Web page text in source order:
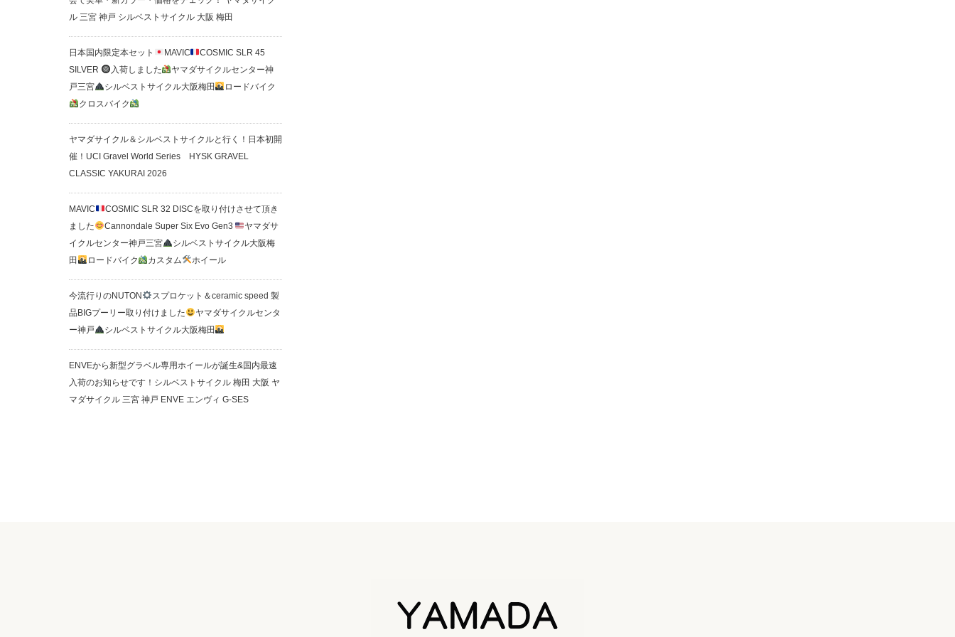
ル 三宮 神戸 シルベストサイクル 大阪 梅田
日本国内限定本セット MAVIC
COSMIC SLR 45
SILVER
入荷しました
ヤマダサイクルセンター神
戸三宮
シルベストサイクル大阪梅田
ロードバイク
クロスバイク
ヤマダサイクル＆シルベストサイクルと行く！日本初開
催！UCI Gravel World Series HYSK GRAVEL
CLASSIC YAKURAI 2026
MAVIC
COSMIC SLR 32 DISCを取り付けさせて頂き
ました
Cannondale Super Six Evo Gen3
ヤマダサ
イクルセンター神戸三宮
シルベストサイクル大阪梅
田
ロードバイク カスタム ホイール
今流行りのNUTON
スプロケット＆ceramic speed 製
品BIGプーリー取り付けました
ヤマダサイクルセンタ
ー神戸
シルベストサイクル大阪梅田
ENVEから新型グラベル専用ホイールが誕生&国内最速
入荷のお知らせです！シルベストサイクル 梅田 大阪 ヤ
マダサイクル 三宮 神戸 ENVE エンヴィ G-SES